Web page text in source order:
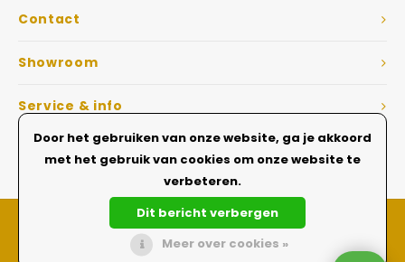
Contact
Showroom
Service & info
Dé Glazen wanden specialist
Door het gebruiken van onze website, ga je akkoord
met het gebruik van cookies om onze website te
verbeteren.
Dit bericht verbergen
Meer over cookies »